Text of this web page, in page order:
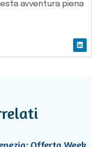
avventura piena